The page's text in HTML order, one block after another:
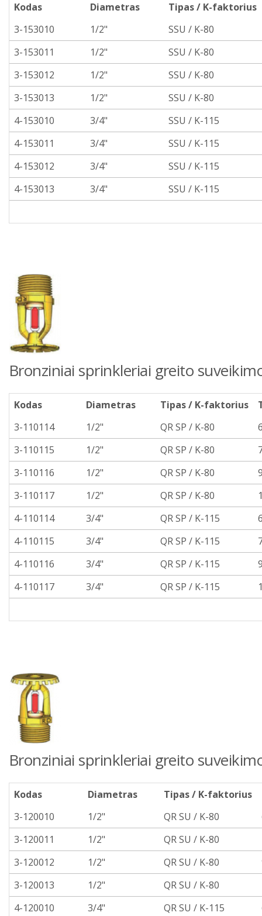
Kodas Diametras
Tipas / K-faktorius
3-153010
1/2"
SSU / K-80
3-153011
1/2"
SSU / K-80
3-153012
1/2"
SSU / K-80
3-153013
1/2"
SSU / K-80
4-153010
3/4"
SSU / K-115
4-153011
3/4"
SSU / K-115
4-153012
3/4"
SSU / K-115
4-153013
3/4" SSU / K-115
Bronziniai sprinkleriai greito
Kodas Diametras Tipas / K-faktorius
3-110114
1/2" QR SP / K-80
3-110115
1/2" QR SP / K-80
3-110116
1/2" QR SP / K-80
3-110117
1/2" QR SP / K-80
4-110114
3/4" QR SP / K-115
4-110115
3/4" QR SP / K-115
4-110116
3/4" QR SP / K-115
4-110117
3/4" QR SP / K-115
Bronziniai sprinkleriai greito
Kodas Diametras Tipas / K-faktorius
3-120010
1/2" QR SU / K-80
3-120011
1/2" QR SU / K-80
3-120012
1/2" QR SU / K-80
3-120013
1/2" QR SU / K-80
4-120010
3/4" QR SU / K-115